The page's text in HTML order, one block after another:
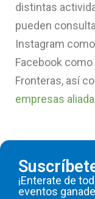
distintas
pueden
Instagram como
Facebook
Fronteras, así
empresas
¡Enterate de
eventos